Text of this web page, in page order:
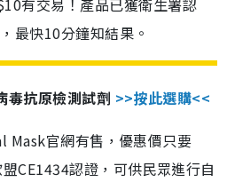
有交易！產品已獲衛生署認
最快10分鐘知結果。
毒抗原檢測試劑 >>按此選購<<
Mask官網有售，優惠價只要
CE1434認證，可供民眾進行自